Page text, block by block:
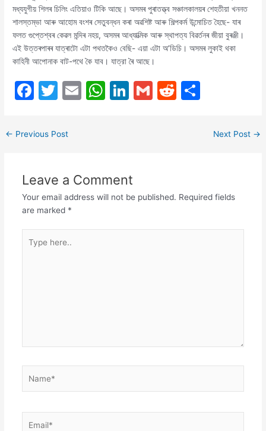
মধ্যযুগীয় শিলৰ চিলিং এতিয়াও টিকি আছে। অসমৰ পুৰাতত্ত্ব সঞ্চালকালয়ৰ শেহতীয়া খননত
শালস্তম্ভা আৰু আহোম বংশৰ সেতুবন্ধন কৰা অৱশিষ্ট আৰু শিল্পকর্ম উন্মোচিত হৈছে- যাৰ
ফলত গুপ্তেশ্বৰ কেৱল মন্দিৰ নহয়, অসমৰ আধ্যাত্মিক আৰু স্থাপত্য বিৱৰ্তনৰ জীয়া বুৰঞ্জী।
এই উত্তৰপাৰৰ যাত্ৰাটো এটা পথতকৈও বেছি- এয়া এটা অ’ডিচি। অসমৰ লুকাই থকা
কাহিনী আপোনাক বাট-পথে কৈ যাব। যাত্রা ৰৈ আছে।
F
c
o
o
k
T
itt
E
W
p
p
Li
n
G
R
ar
← Previous Post Next Post →
Leave a Comment
Your email address will not be published. Required fields
are marked *
here..